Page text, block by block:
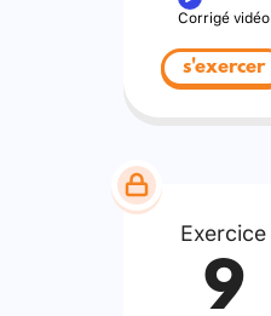
Corrigé vidéo
s'exercer
Exercice
9